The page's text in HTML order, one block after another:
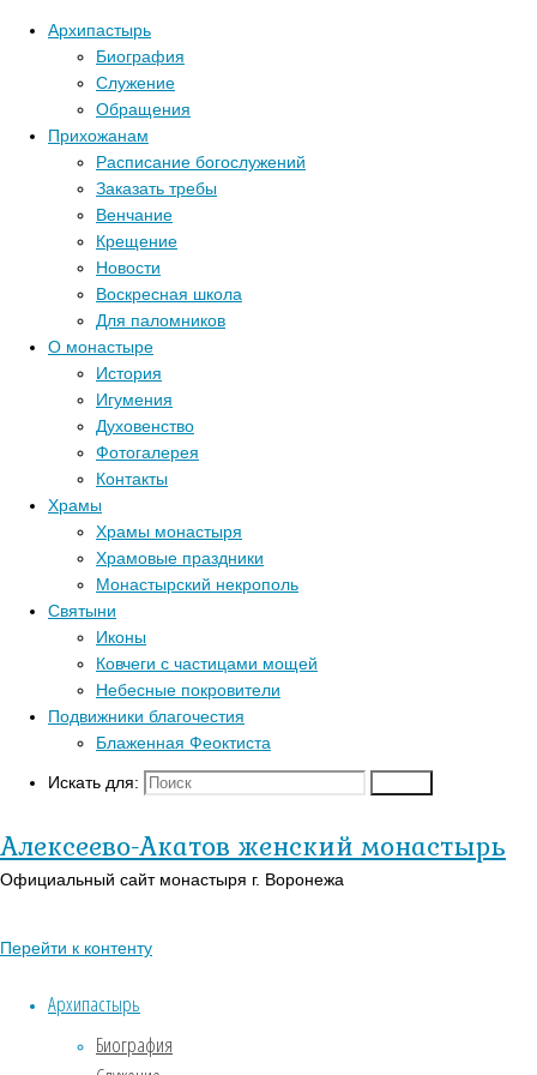
Архипастырь
Биография
Служение
Обращения
Прихожанам
Расписание богослужений
Заказать требы
Венчание
Крещение
Новости
Воскресная школа
Для паломников
О монастыре
История
Игумения
Духовенство
Фотогалерея
Контакты
Храмы
Храмы монастыря
Храмовые праздники
Монастырский некрополь
Святыни
Иконы
Ковчеги с частицами мощей
Небесные покровители
Подвижники благочестия
Блаженная Феоктиста
Искать для:
Алексеево-Акатов женский монастырь
Официальный сайт монастыря г. Воронежа
Перейти к контенту
Архипастырь
Биография
Главная
страница
Актуально
суббота
Великопостная
Родительская
14.03.2025
Во
Популярные записи
Блаженная Феоктиста
Контакты
Для паломников
История
Заказать требы
Святыни
Страницы
Духовный кант «Матерь
Духовный кант «Слава Богу
В-
Православии.рф